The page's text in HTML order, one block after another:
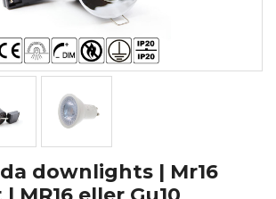
downlights | Mr16